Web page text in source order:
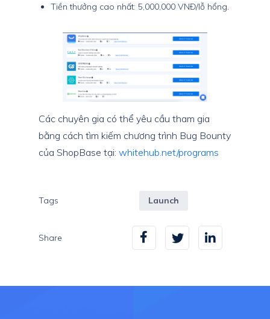
Tiền thưởng cao nhất: 5,000,000 VNĐ/lỗ hổng.
Các chuyên gia có thể yêu cầu tham gia
bằng cách tìm kiếm chương trình Bug Bounty
của ShopBase tại: whitehub.net/programs
Tags Launch
Share